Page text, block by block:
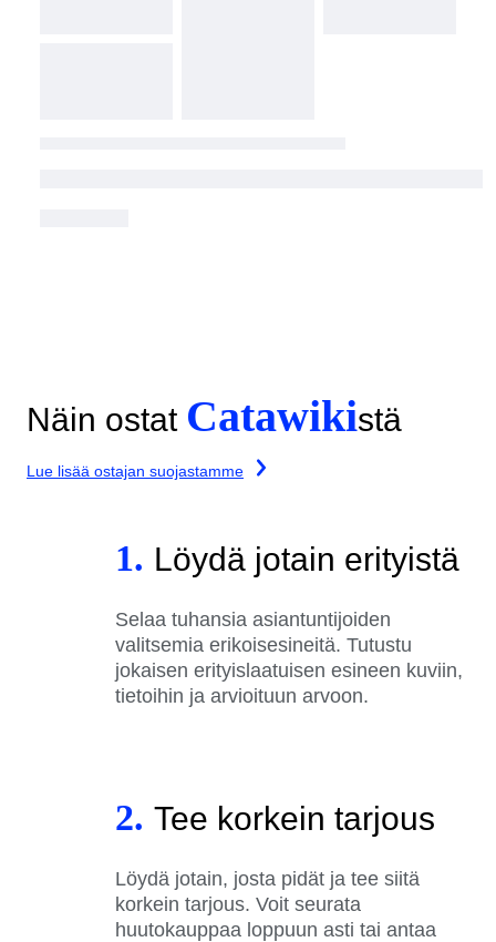
Näin ostat Catawikistä
Lue lisää ostajan suojastamme
1. Löydä jotain erityistä
Selaa tuhansia asiantuntijoiden
valitsemia erikoisesineitä. Tutustu
jokaisen erityislaatuisen esineen kuviin,
tietoihin ja arvioituun arvoon.
2. Tee korkein tarjous
Löydä jotain, josta pidät ja tee siitä
korkein tarjous. Voit seurata
huutokauppaa loppuun asti tai antaa